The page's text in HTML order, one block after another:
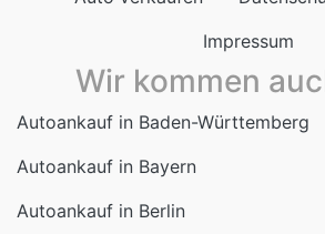
Wir kommen
Autoankauf in Baden-Württemberg
Autoankauf in Bayern
Autoankauf in Berlin
Autoankauf in Brandenburg